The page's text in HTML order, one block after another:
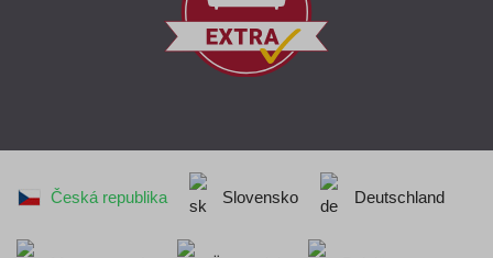
Česká republika Slovensko Deutschland